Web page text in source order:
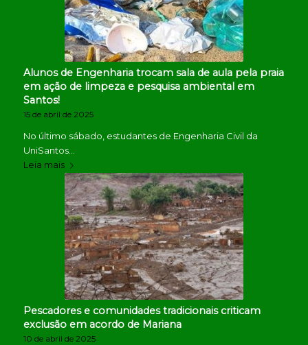
Alunos de Engenharia trocam sala de aula pela praia
em ação de limpeza e pesquisa ambiental em
Santos!
15 de abril de 2025
No último sábado, estudantes de Engenharia Civil da
UniSantos…
Leia mais
Pescadores e comunidades tradicionais criticam
exclusão em acordo de Mariana
10 de abril de 2025